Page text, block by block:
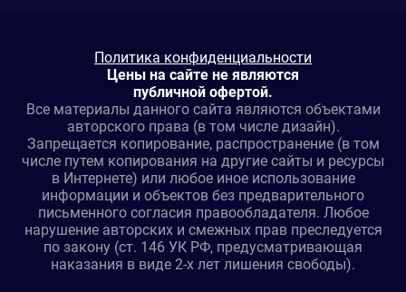
Цены на сайте не являются
публичной офертой.
Все материалы данного сайта являются объектами
авторского права (в том числе дизайн).
Запрещается копирование, распространение (в том
числе путем копирования на другие сайты и ресурсы
в Интернете) или любое иное использование
информации и объектов без предварительного
письменного согласия правообладателя. Любое
нарушение авторских и смежных прав преследуется
по закону (ст. 146 УК РФ, предусматривающая
наказания в виде 2-х лет лишения свободы).
Политика конфиденциальности